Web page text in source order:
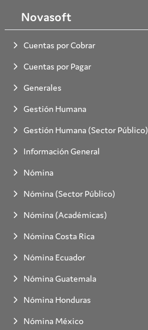
Novasoft
Cuentas por Cobrar
Cuentas por Pagar
Generales
Gestión Humana
Gestión Humana (Sector Público)
Información General
Nómina
Nómina (Sector Público)
Nómina (Académicas)
Nómina Costa Rica
Nómina Ecuador
Nómina Guatemala
Nómina Honduras
Nómina México